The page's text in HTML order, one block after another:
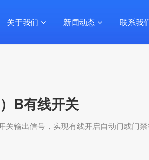
关于我们 新闻动态 联系我
B有线开关
关输出信号，实现有线开启自动门或门